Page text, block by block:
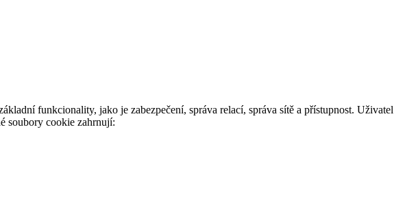
funkcionality, jako je zabezpečení, správa relací, správa sítě a přístupnost. Uživatel
soubory cookie zahrnují: